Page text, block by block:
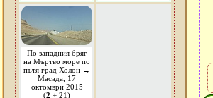
По западния бряг
на Мъртво море по
пътя град Холон →
Масада, 17
октомври 2015
(2 + 21)